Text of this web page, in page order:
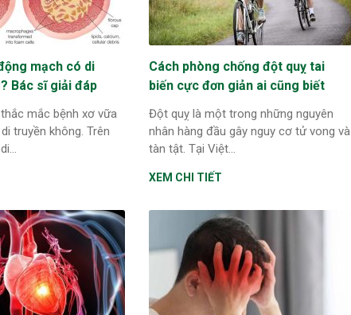
mạch có di
Bác sĩ giải đáp
mắc bệnh xơ vữa
truyền không. Trên
Cách phòng chống đột quỵ tai
biến cực đơn giản ai cũng biết
Đột quỵ là một trong những nguyên
nhân hàng đầu gây nguy cơ tử vong và
tàn tật. Tại Việt...
XEM CHI TIẾT